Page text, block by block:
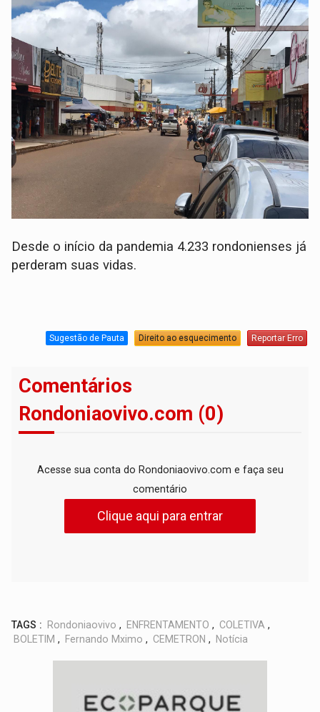
Desde o início da pandemia 4.233 rondonienses já
perderam suas vidas.
Sugestão de Pauta Direito ao esquecimento Reportar Erro
Comentários
Rondoniaovivo.com (0)
Acesse sua conta do Rondoniaovivo.com e faça seu
comentário
Clique aqui para entrar
TAGS : Rondoniaovivo , ENFRENTAMENTO , COLETIVA ,
BOLETIM , Fernando Mximo , CEMETRON , Notícia